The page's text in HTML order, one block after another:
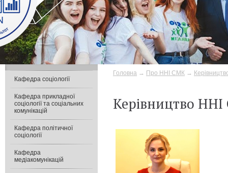
Головна → Про ННІ СМК →
Керівництво
Кафедра соціології
Кафедра прикладної
соціології та соціальних
комунікацій
Кафедра політичної
соціології
Кафедра
медіакомунікацій